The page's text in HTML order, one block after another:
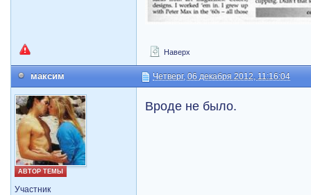
Наверх
максим Четверг, 06 декабря 2012, 11:16:04
АВТОР ТЕМЫ
Участник
Вроде не было.